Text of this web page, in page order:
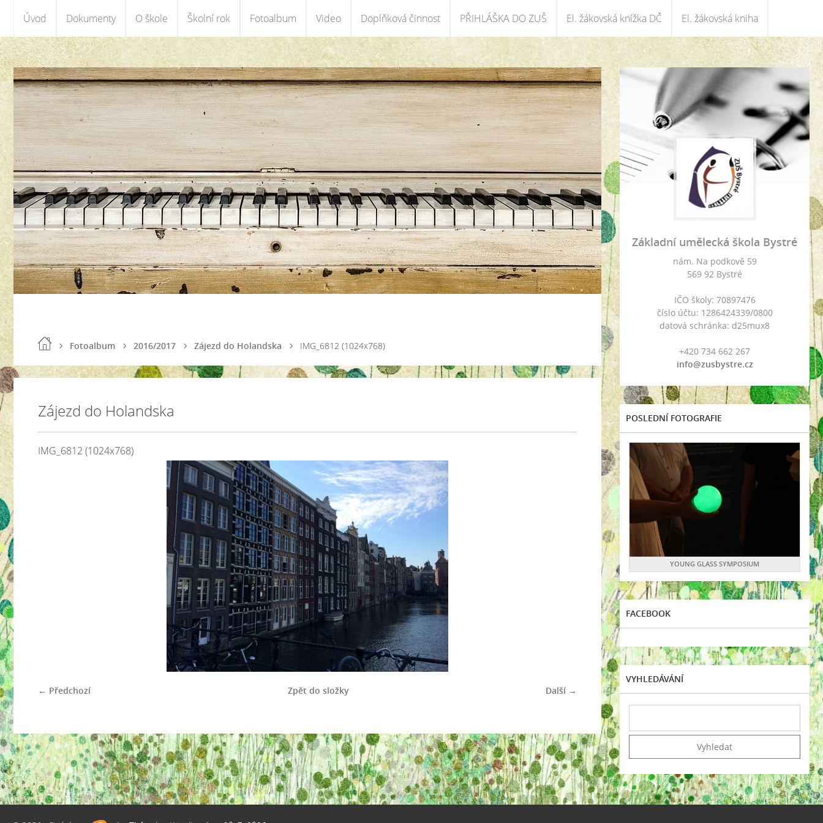
Úvod Dokumenty O škole Školní rok Fotoalbum Video Doplňková činnost PŘIHLÁŠKA DO ZUŠ El. žákovská knížka DČ El. žákovská kniha
Fotoalbum 2016/2017 Zájezd do Holandska IMG_6812 (1024x768)
Zájezd do Holandska
IMG_6812 (1024x768)
← Předchozí Další →
Zpět do složky
Základní umělecká škola Bystré
nám. Na podkově 59
569 92 Bystré
IČO školy: 70897476
číslo účtu: 1286424339/0800
datová schránka: d25mux8
+420 734 662 267
info@zusbystre.cz
POSLEDNÍ FOTOGRAFIE
YOUNG GLASS SYMPOSIUM
FACEBOOK
VYHLEDÁVÁNÍ